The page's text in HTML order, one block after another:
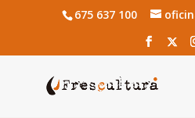
675 637 100